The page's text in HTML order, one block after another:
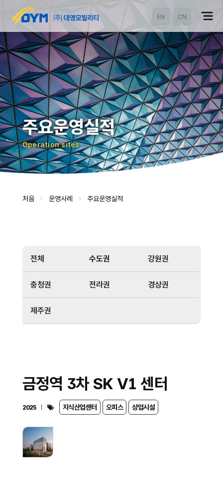
EN CN
처음 운영사례 주요운영실적
주요운영실적
Operation sites
전체 수도권 강원권
충청권 전라권 경상권
제주권
금정역 3차 SK V1 센터
2025 지식산업센터 오피스 상업시설